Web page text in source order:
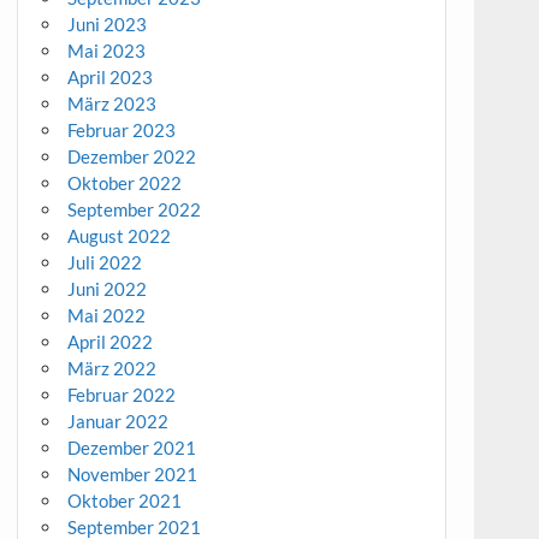
Juni 2023
Mai 2023
April 2023
März 2023
Februar 2023
Dezember 2022
Oktober 2022
September 2022
August 2022
Juli 2022
Juni 2022
Mai 2022
April 2022
März 2022
Februar 2022
Januar 2022
Dezember 2021
November 2021
Oktober 2021
September 2021